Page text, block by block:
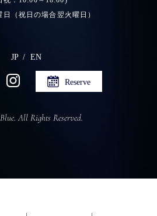
日（祝日の場合翌火曜日）
JP EN
Reserve
All Rights Reserved.